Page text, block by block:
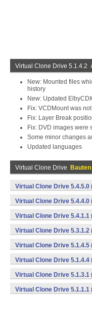
Virtual Clone Drive 5.1.4.2
New: Mounted files
history
New: Updated
Fix: VCDMount was
Fix: Layer Break
Fix: DVD images were
Some minor changes
Updated languages
Virtual Clone Drive Bauten
Virtual Clone Drive 5.4.5.0
Virtual Clone Drive 5.4.4.0
Virtual Clone Drive 5.4.1.1
Virtual Clone Drive 5.3.1.2
Virtual Clone Drive 5.1.4.5
Virtual Clone Drive 5.1.4.4
Virtual Clone Drive 5.1.3.1
Virtual Clone Drive 5.1.1.1